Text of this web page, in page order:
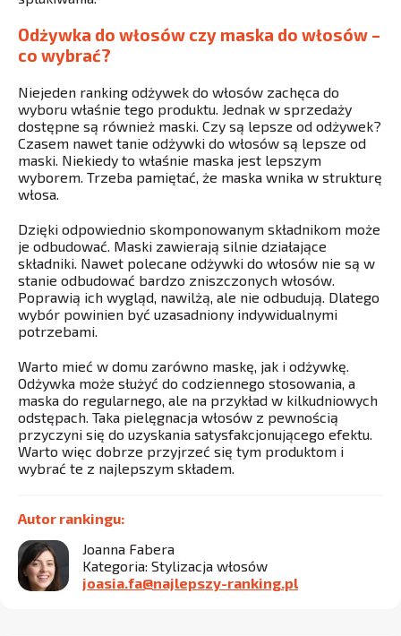
Odżywka do włosów czy maska do włosów –
co wybrać?
Niejeden ranking odżywek do włosów zachęca do
wyboru właśnie tego produktu. Jednak w sprzedaży
dostępne są również maski. Czy są lepsze od odżywek?
Czasem nawet tanie odżywki do włosów są lepsze od
maski. Niekiedy to właśnie maska jest lepszym
wyborem. Trzeba pamiętać, że maska wnika w strukturę
włosa.
Dzięki odpowiednio skomponowanym składnikom może
je odbudować. Maski zawierają silnie działające
składniki. Nawet polecane odżywki do włosów nie są w
stanie odbudować bardzo zniszczonych włosów.
Poprawią ich wygląd, nawilżą, ale nie odbudują. Dlatego
wybór powinien być uzasadniony indywidualnymi
potrzebami.
Warto mieć w domu zarówno maskę, jak i odżywkę.
Odżywka może służyć do codziennego stosowania, a
maska do regularnego, ale na przykład w kilkudniowych
odstępach. Taka pielęgnacja włosów z pewnością
przyczyni się do uzyskania satysfakcjonującego efektu.
Warto więc dobrze przyjrzeć się tym produktom i
wybrać te z najlepszym składem.
Autor rankingu:
Joanna Fabera
Kategoria: Stylizacja włosów
joasia.fa@najlepszy-ranking.pl